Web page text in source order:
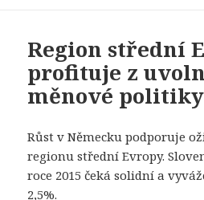
Region střední
profituje z
měnové politiky
Růst v Německu podporuje
regionu střední Evropy.
roce 2015 čeká solidní a
2,5%.